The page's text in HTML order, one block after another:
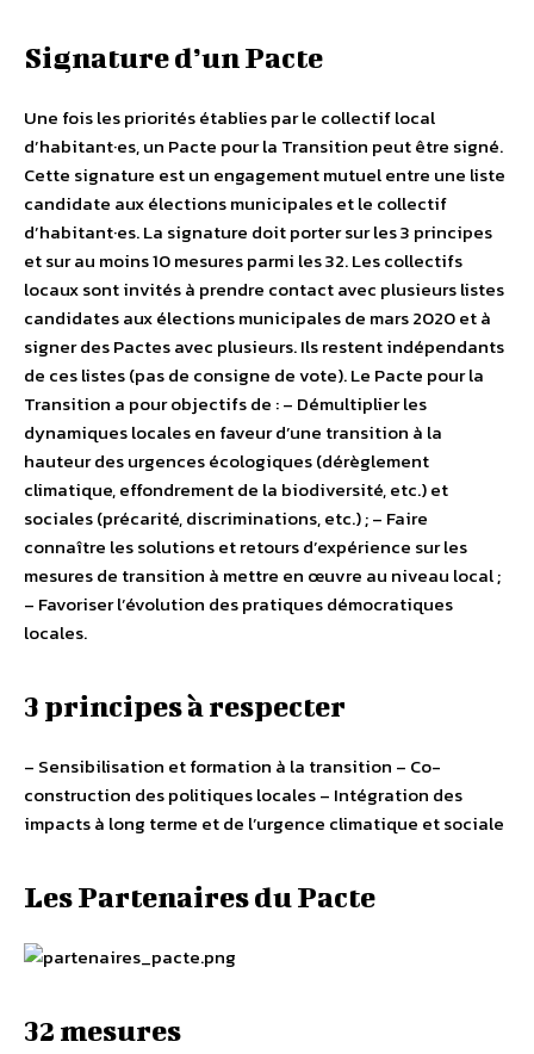
Signature d’un Pacte
Une fois les priorités établies par le collectif local
d’habitant·es, un Pacte pour la Transition peut être signé.
Cette signature est un engagement mutuel entre une liste
candidate aux élections municipales et le collectif
d’habitant·es. La signature doit porter sur les 3 principes
et sur au moins 10 mesures parmi les 32. Les collectifs
locaux sont invités à prendre contact avec plusieurs listes
candidates aux élections municipales de mars 2020 et à
signer des Pactes avec plusieurs. Ils restent indépendants
de ces listes (pas de consigne de vote). Le Pacte pour la
Transition a pour objectifs de : – Démultiplier les
dynamiques locales en faveur d’une transition à la
hauteur des urgences écologiques (dérèglement
climatique, effondrement de la biodiversité, etc.) et
sociales (précarité, discriminations, etc.) ; – Faire
connaître les solutions et retours d’expérience sur les
mesures de transition à mettre en œuvre au niveau local ;
– Favoriser l’évolution des pratiques démocratiques
locales.
3 principes à respecter
– Sensibilisation et formation à la transition – Co-
construction des politiques locales – Intégration des
impacts à long terme et de l’urgence climatique et sociale
Les Partenaires du Pacte
32 mesures